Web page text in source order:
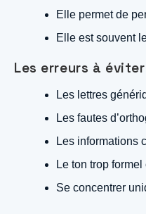
Elle permet de
Elle est souvent
Les erreurs à éviter
Les lettres
Les fautes
Les informations
Le ton trop
Se concentrer